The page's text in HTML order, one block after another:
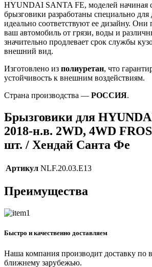
HYUNDAI SANTA FE, моделей начиная
брызговики разработаны специально
идеально соответствуют ее дизайну. Они
ваш автомобиль от грязи, воды и
значительно продлевает срок службы
внешний вид.
Изготовлено из полиуретан, что
устойчивость к внешним воздействиям.
Страна производства — РОССИЯ.
Брызговики для
2018-н.в. 2WD, 4WD
шт. / Хендай Санта Фе
Артикул NLF.20.03.E13
Преимущества
Быстро и качественно доставляем
Наша компания производит доставку по
ближнему зарубежью.